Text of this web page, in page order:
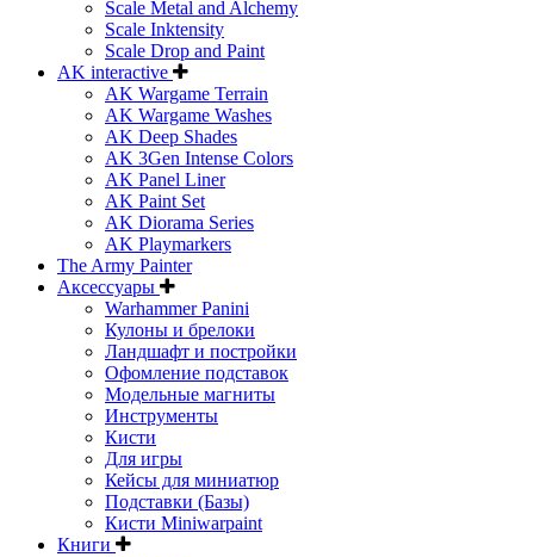
Scale Metal and Alchemy
Scale Inktensity
Scale Drop and Paint
AK interactive
AK Wargame Terrain
AK Wargame Washes
AK Deep Shades
AK 3Gen Intense Colors
AK Panel Liner
AK Paint Set
AK Diorama Series
AK Playmarkers
The Army Painter
Аксессуары
Warhammer Panini
Кулоны и брелоки
Ландшафт и постройки
Офомление подставок
Модельные магниты
Инструменты
Кисти
Для игры
Кейсы для миниатюр
Подставки (Базы)
Кисти Miniwarpaint
Книги